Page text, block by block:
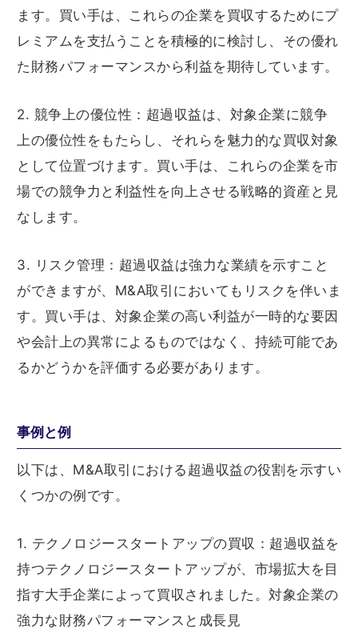
ます。買い手は、これらの企業を買収するためにプ
レミアムを支払うことを積極的に検討し、その優れ
た財務パフォーマンスから利益を期待しています。
2. 競争上の優位性：超過収益は、対象企業に競争
上の優位性をもたらし、それらを魅力的な買収対象
として位置づけます。買い手は、これらの企業を市
場での競争力と利益性を向上させる戦略的資産と見
なします。
3. リスク管理：超過収益は強力な業績を示すこと
ができますが、M&A取引においてもリスクを伴いま
す。買い手は、対象企業の高い利益が一時的な要因
や会計上の異常によるものではなく、持続可能であ
るかどうかを評価する必要があります。
事例と例
以下は、M&A取引における超過収益の役割を示すい
くつかの例です。
1. テクノロジースタートアップの買収：超過収益を
持つテクノロジースタートアップが、市場拡大を目
指す大手企業によって買収されました。対象企業の
強力な財務パフォーマンスと成長見